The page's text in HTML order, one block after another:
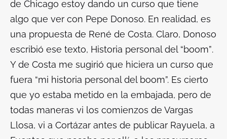
de Chicago estoy dando un curso que tiene
algo que ver con Pepe Donoso. En realidad, es
una propuesta de René de Costa. Claro, Donoso
escribió ese texto, Historia personal del “boom”.
Y de Costa me sugirió que hiciera un curso que
fuera “mi historia personal del boom”. Es cierto
que yo estaba metido en la embajada, pero de
todas maneras vi los comienzos de Vargas
Llosa, vi a Cortázar antes de publicar Rayuela, a